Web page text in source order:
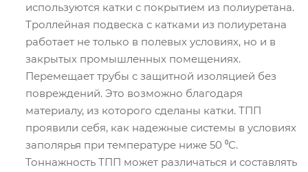
используются катки с покрытием из полиуретана.
Троллейная подвеска с катками из полиуретана
работает не только в полевых условиях, но и в
закрытых промышленных помещениях.
Перемещает трубы с защитной изоляцией без
повреждений. Это возможно благодаря
материалу, из которого сделаны катки. ТПП
проявили себя, как надежные системы в условиях
заполярья при температуре ниже 50 ⁰С.
Тоннажность ТПП может различаться и составлять